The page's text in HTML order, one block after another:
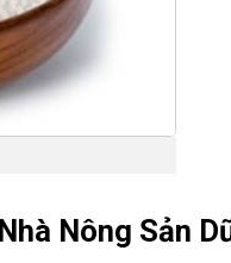
Nông Sản